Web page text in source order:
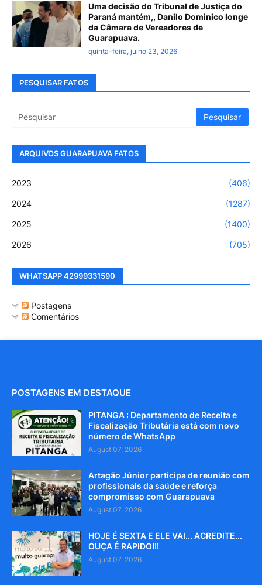
Uma decisão do Tribunal de Justiça do
Paraná mantém,, Danilo Dominico longe
da Câmara de Vereadores de
Guarapuava.
quinta-feira, julho 23, 2026
PESQUISAR FATOS
ARQUIVOS GUARAPUAVA FATOS
2023 (406)
2024 (1287)
2025 (1400)
2026 (705)
WHATSAPP 42999331590
Postagens
Comentários
POSTAGENS EM DESTAQUE
PITANGA : Departamento de Receita e
Fiscalização Tributária está com novo
número de WhatsApp
August 07, 2026
Artagão Júnior participa de reunião com
profissionais da saúde e reforça
compromisso com Guarapuava
August 07, 2026
HOJE É SEXTA E ELE VAI... ACREDITE...
OUÇA É RAPIDO!!!
August 07, 2026